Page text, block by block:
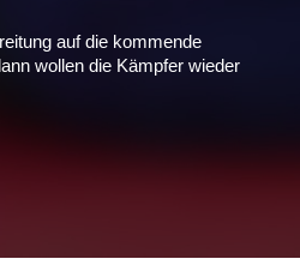
auf die kommende
wollen die Kämpfer wieder